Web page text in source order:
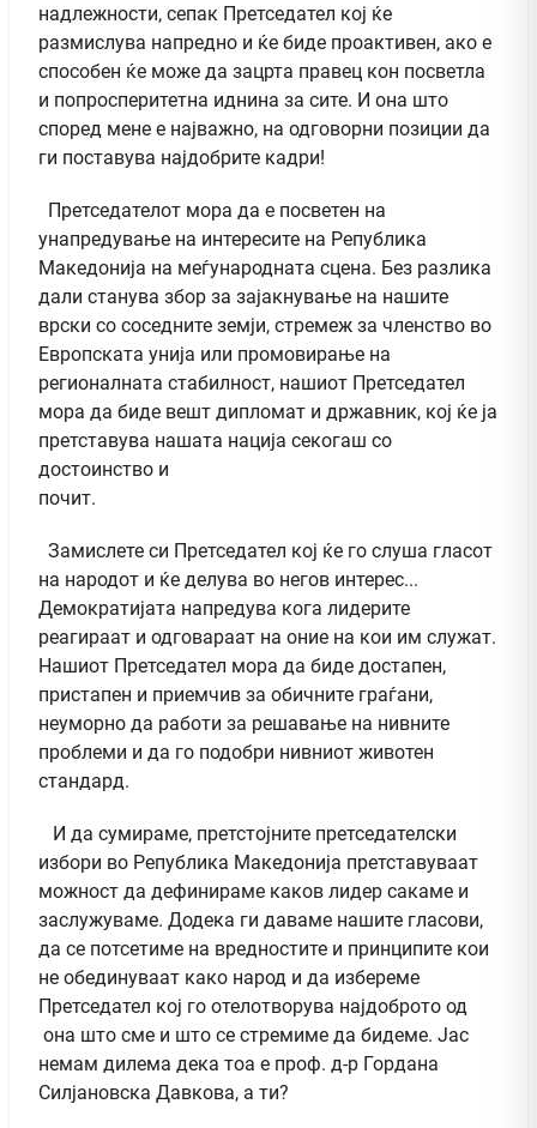
надлежности, сепак Претседател кој ќе
размислува напредно и ќе биде проактивен, ако е
способен ќе може да зацрта правец кон посветла
и попросперитетна иднина за сите. И она што
според мене е најважно, на одговорни позиции да
ги поставува најдобрите кадри!
Претседателот мора да е посветен на
унапредување на интересите на Република
Македонија на меѓународната сцена. Без разлика
дали станува збор за зајакнување на нашите
врски со соседните земји, стремеж за членство во
Европската унија или промовирање на
регионалната стабилност, нашиот Претседател
мора да биде вешт дипломат и државник, кој ќе ја
претставува нашата нација секогаш со
достоинство и
почит.
Замислете си Претседател кој ќе го слуша гласот
на народот и ќе делува во негов интерес...
Демократијата напредува кога лидерите
реагираат и одговараат на оние на кои им служат.
Нашиот Претседател мора да биде достапен,
пристапен и приемчив за обичните граѓани,
неуморно да работи за решавање на нивните
проблеми и да го подобри нивниот животен
стандард.
И да сумираме, претстојните претседателски
избори во Република Македонија претставуваат
можност да дефинираме каков лидер сакаме и
заслужуваме. Додека ги даваме нашите гласови,
да се потсетиме на вредностите и принципите кои
не обединуваат како народ и да избереме
Претседател кој го отелотворува најдоброто од
она што сме и што се стремиме да бидеме. Јас
немам дилема дека тоа е проф. д-р Гордана
Силјановска Давкова, а ти?